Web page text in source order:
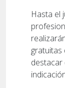
Hasta el
gratuitas
destacar